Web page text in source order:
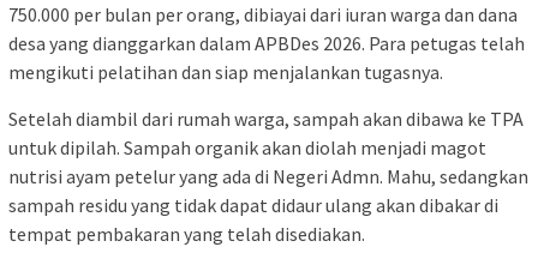
750.000 per bulan per orang, dibiayai dari iuran warga dan dana
desa yang dianggarkan dalam APBDes 2026. Para petugas telah
mengikuti pelatihan dan siap menjalankan tugasnya.
Setelah diambil dari rumah warga, sampah akan dibawa ke TPA
untuk dipilah. Sampah organik akan diolah menjadi magot
nutrisi ayam petelur yang ada di Negeri Admn. Mahu, sedangkan
sampah residu yang tidak dapat didaur ulang akan dibakar di
tempat pembakaran yang telah disediakan.